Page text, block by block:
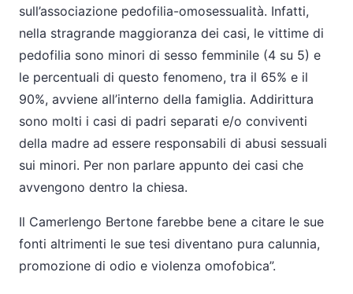
sull’associazione pedofilia-omosessualità. Infatti,
nella stragrande maggioranza dei casi, le vittime di
pedofilia sono minori di sesso femminile (4 su 5) e
le percentuali di questo fenomeno, tra il 65% e il
90%, avviene all’interno della famiglia. Addirittura
sono molti i casi di padri separati e/o conviventi
della madre ad essere responsabili di abusi sessuali
sui minori. Per non parlare appunto dei casi che
avvengono dentro la chiesa.
Il Camerlengo Bertone farebbe bene a citare le sue
fonti altrimenti le sue tesi diventano pura calunnia,
promozione di odio e violenza omofobica”.